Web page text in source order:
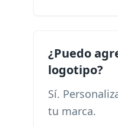
¿Puedo
logotipo?
Sí.
tu marca.